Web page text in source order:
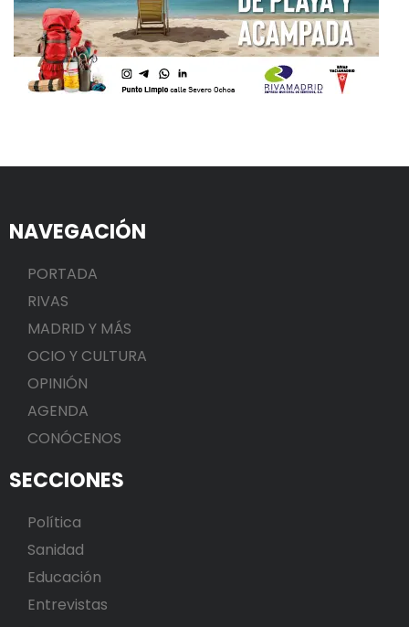
NAVEGACIÓN
PORTADA
RIVAS
MADRID Y MÁS
OCIO Y CULTURA
OPINIÓN
AGENDA
CONÓCENOS
SECCIONES
Política
Sanidad
Educación
Entrevistas